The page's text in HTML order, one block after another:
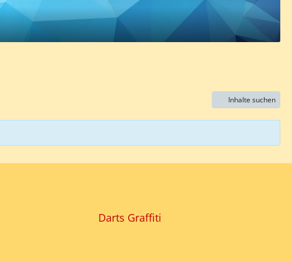
Inhalte suchen
Darts Graffiti